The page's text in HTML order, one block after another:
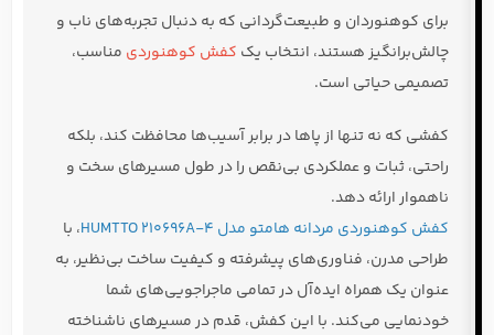
برای کوهنوردان و طبیعت‌گردانی که به دنبال تجربه‌های ناب و
چالش‌برانگیز هستند، انتخاب یک کفش کوهنوردی مناسب،
تصمیمی حیاتی است.
کفشی که نه تنها از پاها در برابر آسیب‌ها محافظت کند، بلکه
راحتی، ثبات و عملکردی بی‌نقص را در طول مسیرهای سخت و
ناهموار ارائه دهد.
کفش کوهنوردی مردانه هامتو مدل HUMTTO 210696A-4
، با
طراحی مدرن، فناوری‌های پیشرفته و کیفیت ساخت بی‌نظیر، به
عنوان یک همراه ایده‌آل در تمامی ماجراجویی‌های شما
خودنمایی می‌کند. با این کفش، قدم در مسیرهای ناشناخته